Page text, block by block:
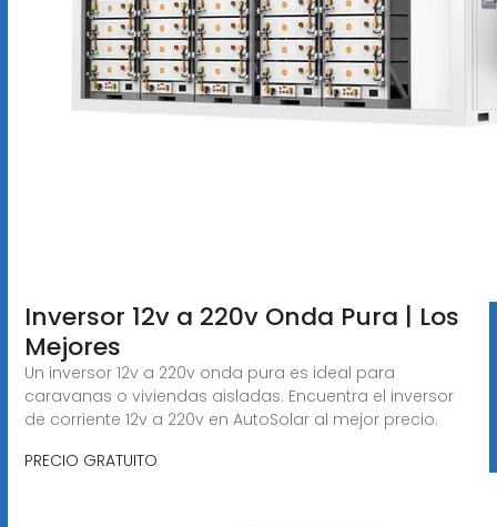
Inversor 12v a 220v Onda Pura | Los
Mejores
Un inversor 12v a 220v onda pura es ideal para
caravanas o viviendas aisladas. Encuentra el inversor
de corriente 12v a 220v en AutoSolar al mejor precio.
PRECIO GRATUITO